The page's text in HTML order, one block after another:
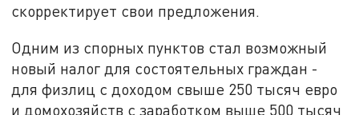
скорректирует свои предложения.
Одним из спорных пунктов стал возможный
новый налог для состоятельных граждан -
для физлиц с доходом свыше 250 тысяч евро
и домохозяйств с заработком выше 500 тысяч